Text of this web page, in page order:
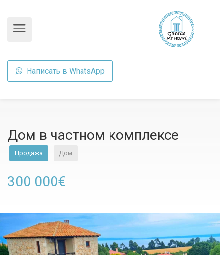
Написать в WhatsApp
Дом в частном комплексе
Продажа Дом
300 000€